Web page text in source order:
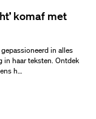
komaf met
in alles
in haar teksten. Ontdek
h…